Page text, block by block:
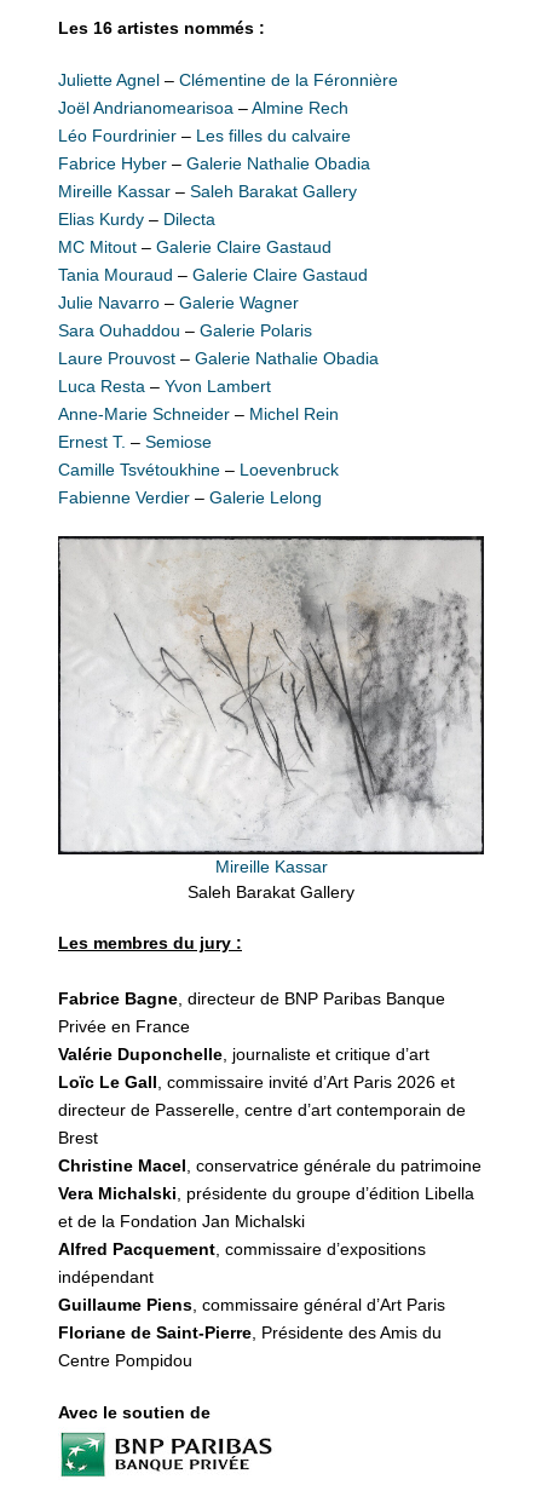
Les 16 artistes nommés :
Juliette Agnel – Clémentine de la Féronnière
Joël Andrianomearisoa –Almine Rech
Léo Fourdrinier – Les filles du calvaire
Fabrice Hyber – Galerie Nathalie Obadia
Mireille Kassar – Saleh Barakat Gallery
Elias Kurdy – Dilecta
MC Mitout – Galerie Claire Gastaud
Tania Mouraud – Galerie Claire Gastaud
Julie Navarro – Galerie Wagner
Sara Ouhaddou – Galerie Polaris
Laure Prouvost – Galerie Nathalie Obadia
Luca Resta – Yvon Lambert
Anne-Marie Schneider – Michel Rein
Ernest T. – Semiose
Camille Tsvétoukhine – Loevenbruck
Fabienne Verdier – Galerie Lelong
Mireille Kassar
Saleh Barakat Gallery
Les membres du jury :
Fabrice Bagne , directeur de BNP Paribas Banque
Privée en France
Valérie Duponchelle , journaliste et critique d’art
Loïc Le Gall , commissaire invité d’Art Paris 2026 et
directeur de Passerelle, centre d’art contemporain de
Brest
Christine Macel , conservatrice générale du patrimoine
Vera Michalski , présidente du groupe d’édition Libella
et de la Fondation Jan Michalski
Alfred Pacquement , commissaire d’expositions
indépendant
Guillaume Piens , commissaire général d’Art Paris
Floriane de Saint-Pierre , Présidente des Amis du
Centre Pompidou
Avec le soutien de